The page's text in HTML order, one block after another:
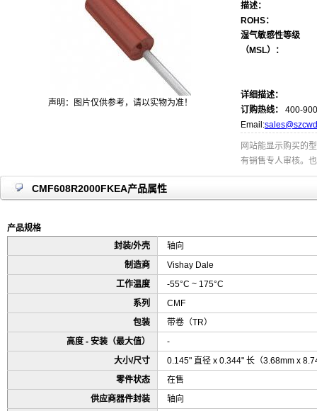
声明：图片仅供参考，请以实物为准！
描述：
ROHS：
湿气敏感性等级
（MSL）：
详细描述：
订购热线：
400-
Email:
网站能显示购买的
有销售专人审核。
CMF608R2000FKEA产品属性
产品规格
封装/外壳
轴向
制造商
Vishay Dale
工作温度
-55°C ~ 175°C
系列
CMF
包装
带卷（TR）
高度 - 安装（最大值）
-
大小/尺寸
0.145" 直径 x 0.344" 长（3.68mm x
零件状态
在售
供应商器件封装
轴向